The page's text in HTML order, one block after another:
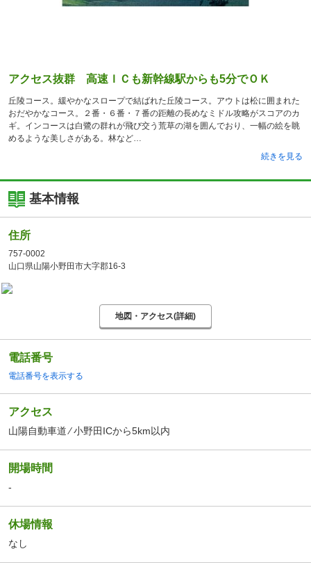
アクセス抜群 高速ＩＣも新幹線駅からも5分でＯＫ
丘陵コース。緩やかなスロープで結ばれた丘陵コース。アウトは松に囲まれた
おだやかなコース。２番・６番・７番の距離の長めなミドル攻略がスコアのカ
ギ。インコースは白鷺の群れが飛び交う荒草の湖を囲んでおり、一幅の絵を眺
めるような美しさがある。林など
続きを見る
基本情報
住所
757-0002
山口県山陽小野田市大字郡16-3
地図・アクセス(詳細)
電話番号
電話番号を表示する
アクセス
山陽自動車道 ⁄ 小野田ICから5km以内
開場時間
-
休場情報
なし